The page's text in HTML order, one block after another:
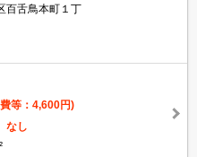
百舌鳥本町１丁
等：4,600円)
なし